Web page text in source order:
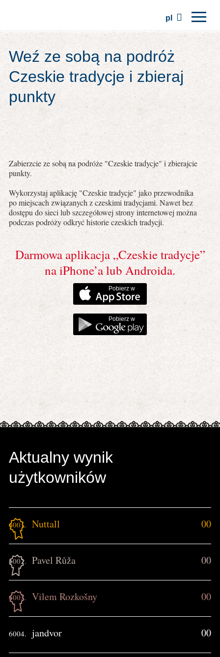
pl
Regiony
Tradycje
Wycieczki
Weź ze sobą na podróż
Czeskie tradycje i zbieraj
punkty
Zabierzcie ze sobą na podróże "Czeskie tradycje" i zbierajcie
punkty.
Wykorzystaj aplikację "Czeskie tradycje" jako przewodnika
po miejscach związanych z czeskimi tradycjami. Nawet bez
dostępu do sieci lub szczegółowej strony internetowej można
podczas podróży odkryć historie czeskich tradycji.
Darmowa aplikacja „Czeskie tradycje”
na iPhone’a lub Androida.
Pobierz w
Pobierz w
Aktualny wynik
użytkowników
6001. Nuttall 00
6002. Pavel Růža 00
6003. Vilem Rozkošny 00
6004. jandvor 00